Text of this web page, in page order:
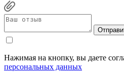
Нажимая на кнопку, вы даете
персональных данных